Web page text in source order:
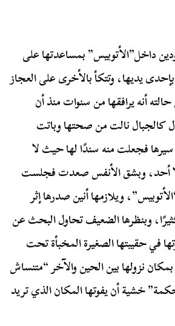
داخل”الأتوبيس” بمساعدتها على
يديها، وتتكأ بالأخرى على العجاز
أنه يرافقها من سنوات منذ أن
كالجبال نالت من صحتها وباتت
فجعلت منه سندًا لها حيث لا
أحد، وبشق الأنفس صعدت فجلست
ويلازمها أنين صدرها إثر
وبنظرها الضعيف تحاول البحث عن
في حقيبتها الصغيرة المخبأة تحت
نزولها بين الحين والآخر “متنساش
خشية أن يفوتها المكان الذي تريد